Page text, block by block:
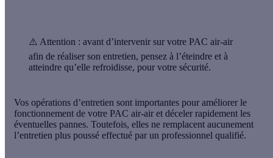
⚠️ Attention : avant d’intervenir sur votre PAC air-air
afin de réaliser son entretien, pensez à l’éteindre et à
atteindre qu’elle refroidisse, pour votre sécurité.
Vos opérations d’entretien sont importantes pour améliorer le
fonctionnement de votre PAC air-air et déceler rapidement les
éventuelles pannes. Toutefois, elles ne remplacent aucunement
l’entretien plus poussé effectué par un professionnel qualifié.